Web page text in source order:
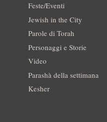
Feste/Eventi
Jewish in the City
Parole di Torah
Personaggi e Storie
Video
Parashà della settimana
Kesher